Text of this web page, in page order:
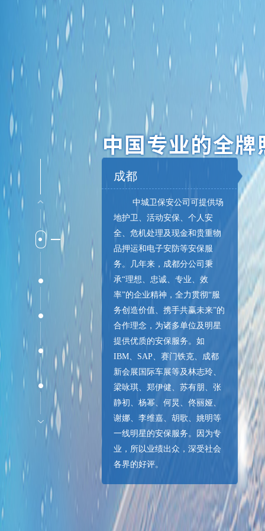
成都
中城卫保安公司可提供场
地护卫、活动安保、个人安
全、危机处理及现金和贵重物
品押运和电子安防等安保服
务。几年来，成都分公司秉
承“理想、忠诚、专业、效
率”的企业精神，全力贯彻“服
务创造价值、携手共赢未来”的
合作理念，为诸多单位及明星
提供优质的安保服务。如
IBM、SAP、赛门铁克、成都
新会展国际车展等及林志玲、
梁咏琪、郑伊健、苏有朋、张
静初、杨幂、何炅、佟丽娅、
谢娜、李维嘉、胡歌、姚明等
一线明星的安保服务。因为专
业，所以业绩出众，深受社会
各界的好评。